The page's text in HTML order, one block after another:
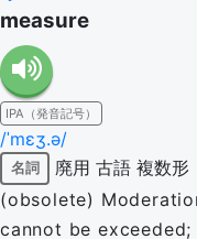
measure
IPA（発音記号）
/ˈmɛʒ.ə/
名詞 廃用 古語 複数形
(obsolete)
cannot be